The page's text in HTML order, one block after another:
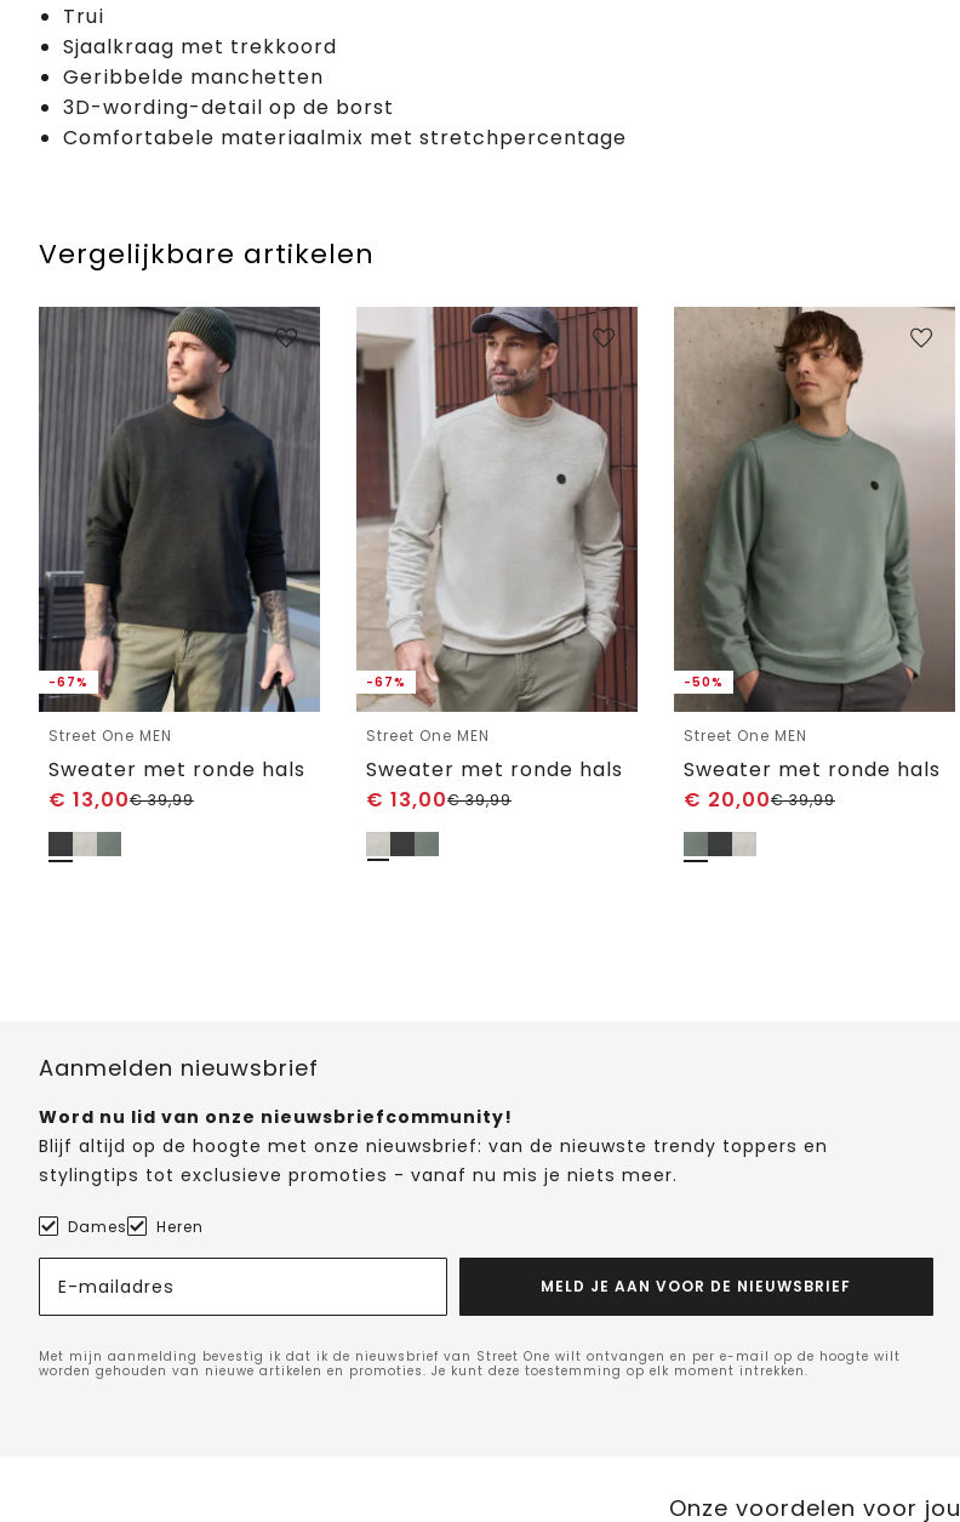
Trui
Sjaalkraag met trekkoord
Geribbelde manchetten
3D-wording-detail op de borst
Comfortabele materiaalmix met stretchpercentage
Vergelijkbare artikelen
-67%
Street One MEN
Sweater met ronde hals
€ 13,00€39,99
-67%
Street One MEN
Sweater met ronde hals
€ 13,00€39,99
-50%
Street One MEN
Sweater met ronde hals
€ 20,00€39,99
Aanmelden nieuwsbrief
Word nu lid van onze nieuwsbriefcommunity!
Blijf altijd op de hoogte met onze nieuwsbrief: van de nieuwste trendy toppers en
stylingtips tot exclusieve promoties - vanaf nu mis je niets meer.
Dames Heren
E-mailadres MELD JE AAN VOOR DE NIEUWSBRIEF
Met mijn aanmelding bevestig ik dat ik de nieuwsbrief van Street One wilt ontvangen en per e-mail op de hoogte wilt
worden gehouden van nieuwe artikelen en promoties. Je kunt deze toestemming op elk moment intrekken.
Onze voordelen voor jou